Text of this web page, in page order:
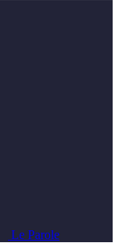
Le Parole